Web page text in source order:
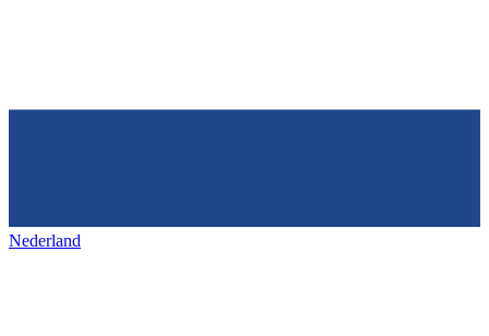
Nederland